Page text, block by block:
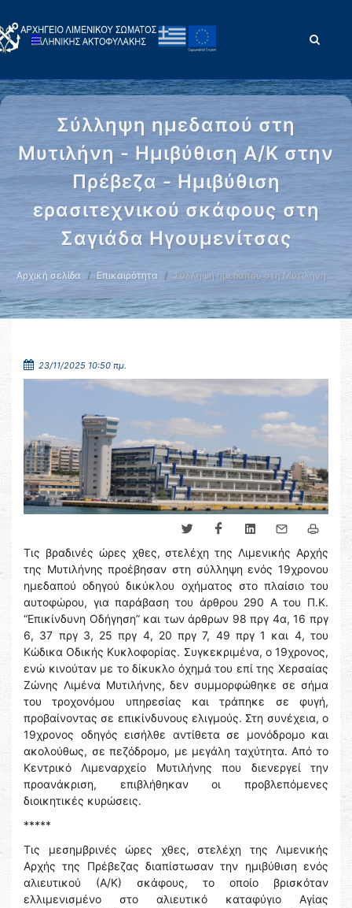
Σύλληψη ημεδαπού στη
Μυτιλήνη - Ημιβύθιση Α/Κ στην
Πρέβεζα - Ημιβύθιση
ερασιτεχνικού σκάφους στη
Σαγιάδα Ηγουμενίτσας
Αρχική σελίδα Επικαιρότητα Σύλληψη ημεδαπού στη Μυτιλήνη …
23/11/2025 10:50 πμ.
Τις βραδινές ώρες χθες, στελέχη της Λιμενικής Αρχής
της Μυτιλήνης προέβησαν στη σύλληψη ενός 19χρονου
ημεδαπού οδηγού δικύκλου οχήματος στο πλαίσιο του
αυτοφώρου, για παράβαση του άρθρου 290 Α του Π.Κ.
“Επικίνδυνη Οδήγηση” και των άρθρων 98 πργ 4α, 16 πργ
6, 37 πργ 3, 25 πργ 4, 20 πργ 7, 49 πργ 1 και 4, του
Κώδικα Οδικής Κυκλοφορίας. Συγκεκριμένα, ο 19χρονος,
ενώ κινούταν με το δίκυκλο όχημά του επί της Χερσαίας
Ζώνης Λιμένα Μυτιλήνης, δεν συμμορφώθηκε σε σήμα
του τροχονόμου υπηρεσίας και τράπηκε σε φυγή,
προβαίνοντας σε επικίνδυνους ελιγμούς. Στη συνέχεια, ο
19χρονος οδηγός εισήλθε αντίθετα σε μονόδρομο και
ακολούθως, σε πεζόδρομο, με μεγάλη ταχύτητα. Από το
Κεντρικό Λιμεναρχείο Μυτιλήνης που διενεργεί την
προανάκριση, επιβλήθηκαν οι προβλεπόμενες
διοικητικές κυρώσεις.
*****
Τις μεσημβρινές ώρες χθες, στελέχη της Λιμενικής
Αρχής της Πρέβεζας διαπίστωσαν την ημιβύθιση ενός
αλιευτικού (Α/Κ) σκάφους, το οποίο βρισκόταν
ελλιμενισμένο στο αλιευτικό καταφύγιο Αγίας